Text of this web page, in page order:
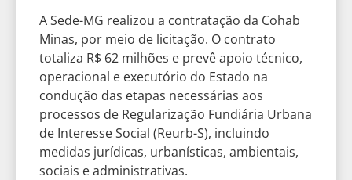
A Sede-MG realizou a contratação da Cohab
Minas, por meio de licitação. O contrato
totaliza R$ 62 milhões e prevê apoio técnico,
operacional e executório do Estado na
condução das etapas necessárias aos
processos de Regularização Fundiária Urbana
de Interesse Social (Reurb-S), incluindo
medidas jurídicas, urbanísticas, ambientais,
sociais e administrativas.